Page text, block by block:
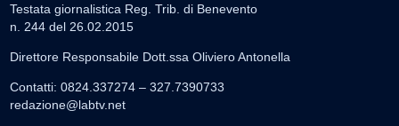
Testata giornalistica Reg. Trib. di Benevento
n. 244 del 26.02.2015
Direttore Responsabile Dott.ssa Oliviero Antonella
Contatti: 0824.337274 – 327.7390733
redazione@labtv.net